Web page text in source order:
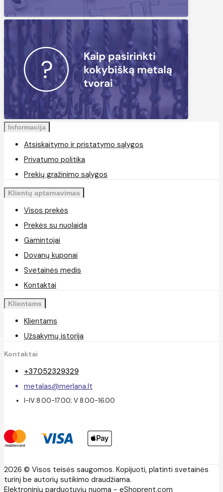
Informacija
Atsiskaitymo ir pristatymo sąlygos
Privatumo politika
Prekių gražinimo sąlygos
Klientų aptarnavimas
Visos prekės
Prekės su nuolaida
Gamintojai
Dovanų kuponai
Svetainės medis
Kontaktai
Klientams
Klientams
Užsakymų istorija
Kontaktai
+37052329329
metalas@merlana.lt
I-IV 8.00-17.00; V 8.00-16.00
2026 © Visos teisės saugomos. Kopijuoti, platinti svetainės
turinį be autorių sutikimo draudžiama.
Elektroninių parduotuvių nuoma - eShoprent.com